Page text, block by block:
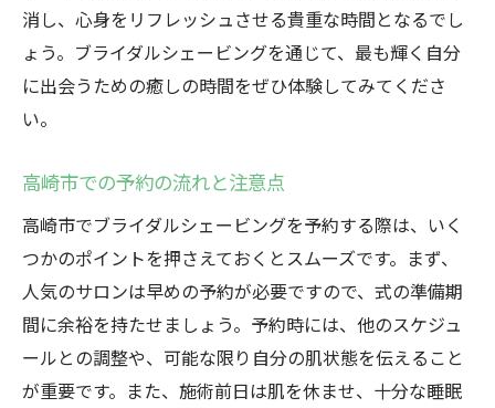
消し、心身をリフレッシュさせる貴重な時間となるでし
ょう。ブライダルシェービングを通じて、最も輝く自分
に出会うための癒しの時間をぜひ体験してみてくださ
い。
高崎市での予約の流れと注意点
高崎市でブライダルシェービングを予約する際は、いく
つかのポイントを押さえておくとスムーズです。まず、
人気のサロンは早めの予約が必要ですので、式の準備期
間に余裕を持たせましょう。予約時には、他のスケジュ
ールとの調整や、可能な限り自分の肌状態を伝えること
が重要です。また、施術前日は肌を休ませ、十分な睡眠